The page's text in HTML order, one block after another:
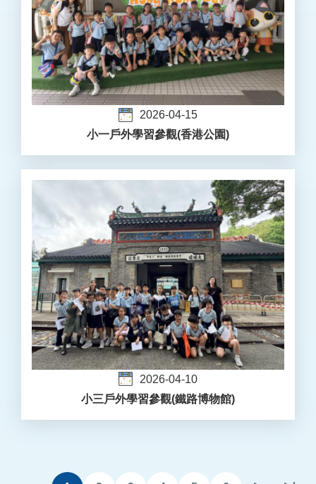
2026-04-15
小一戶外學習參觀(香港公園)
2026-04-10
小三戶外學習參觀(鐵路博物館)